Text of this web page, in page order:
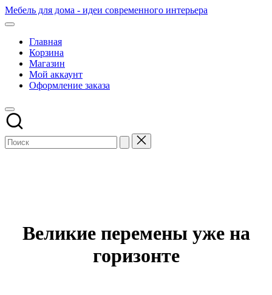
Перейти
к
Мебель для дома - идеи современного интерьера
Главная
Корзина
Магазин
Мой аккаунт
Оформление заказа
Великие перемены уже на
горизонте